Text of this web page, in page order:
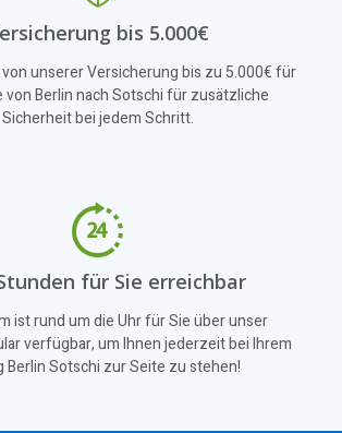
bis 5.000€
unserer Versicherung bis zu 5.000€ für
Berlin nach Sotschi für zusätzliche
Sicherheit bei jedem Schritt.
für Sie erreichbar
ist rund um die Uhr für Sie über unser
verfügbar, um Ihnen jederzeit bei Ihrem
Berlin Sotschi zur Seite zu stehen!